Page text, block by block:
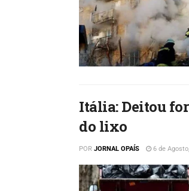
Itália: Deitou
do lixo
POR JORNAL OPAÍS 6 de